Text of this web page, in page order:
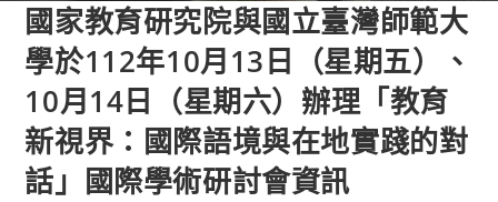
國家教育研究院與國立臺灣師範大
學於112年10月13日（星期五）、
10月14日（星期六）辦理「教育
新視界：國際語境與在地實踐的對
話」國際學術研討會資訊